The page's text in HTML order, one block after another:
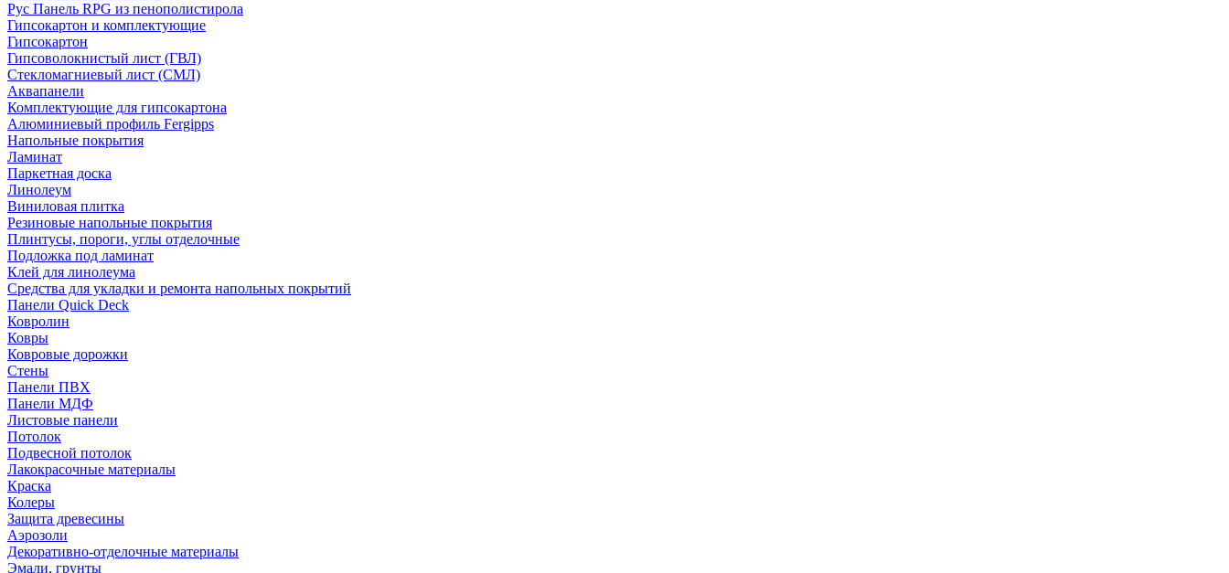
Рус Панель RPG из пенополистирола
Гипсокартон и комплектующие
Гипсокартон
Гипсоволокнистый лист (ГВЛ)
Стекломагниевый лист (СМЛ)
Аквапанели
Комплектующие для гипсокартона
Алюминиевый профиль Fergipps
Напольные покрытия
Ламинат
Паркетная доска
Линолеум
Виниловая плитка
Резиновые напольные покрытия
Плинтусы, пороги, углы отделочные
Подложка под ламинат
Клей для линолеума
Средства для укладки и ремонта напольных покрытий
Панели Quick Deck
Ковролин
Ковры
Ковровые дорожки
Стены
Панели ПВХ
Панели МДФ
Листовые панели
Потолок
Подвесной потолок
Лакокрасочные материалы
Краска
Колеры
Защита древесины
Аэрозоли
Декоративно-отделочные материалы
Эмали, грунты